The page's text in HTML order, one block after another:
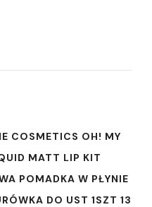
COSMETICS OH! MY
MATT LIP KIT
POMADKA W PŁYNIE
DO UST 1SZT 13